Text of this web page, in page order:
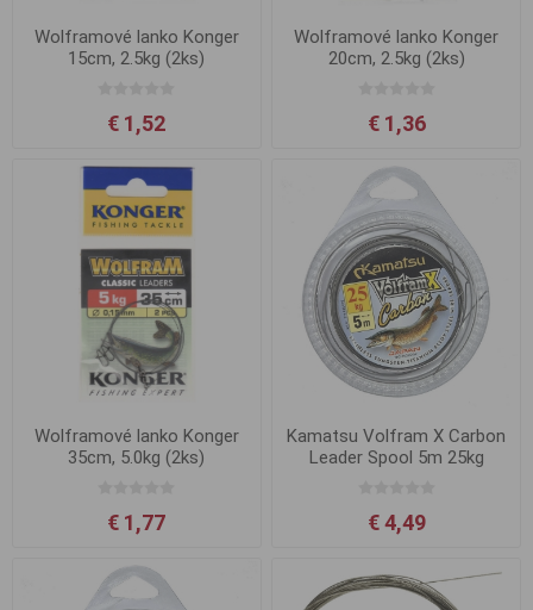
Wolframové lanko Konger
15cm, 2.5kg (2ks)
€ 1,52
Wolframové lanko Konger
20cm, 2.5kg (2ks)
€ 1,36
Wolframové lanko Konger
35cm, 5.0kg (2ks)
€ 1,77
Kamatsu Volfram X Carbon
Leader Spool 5m 25kg
€ 4,49